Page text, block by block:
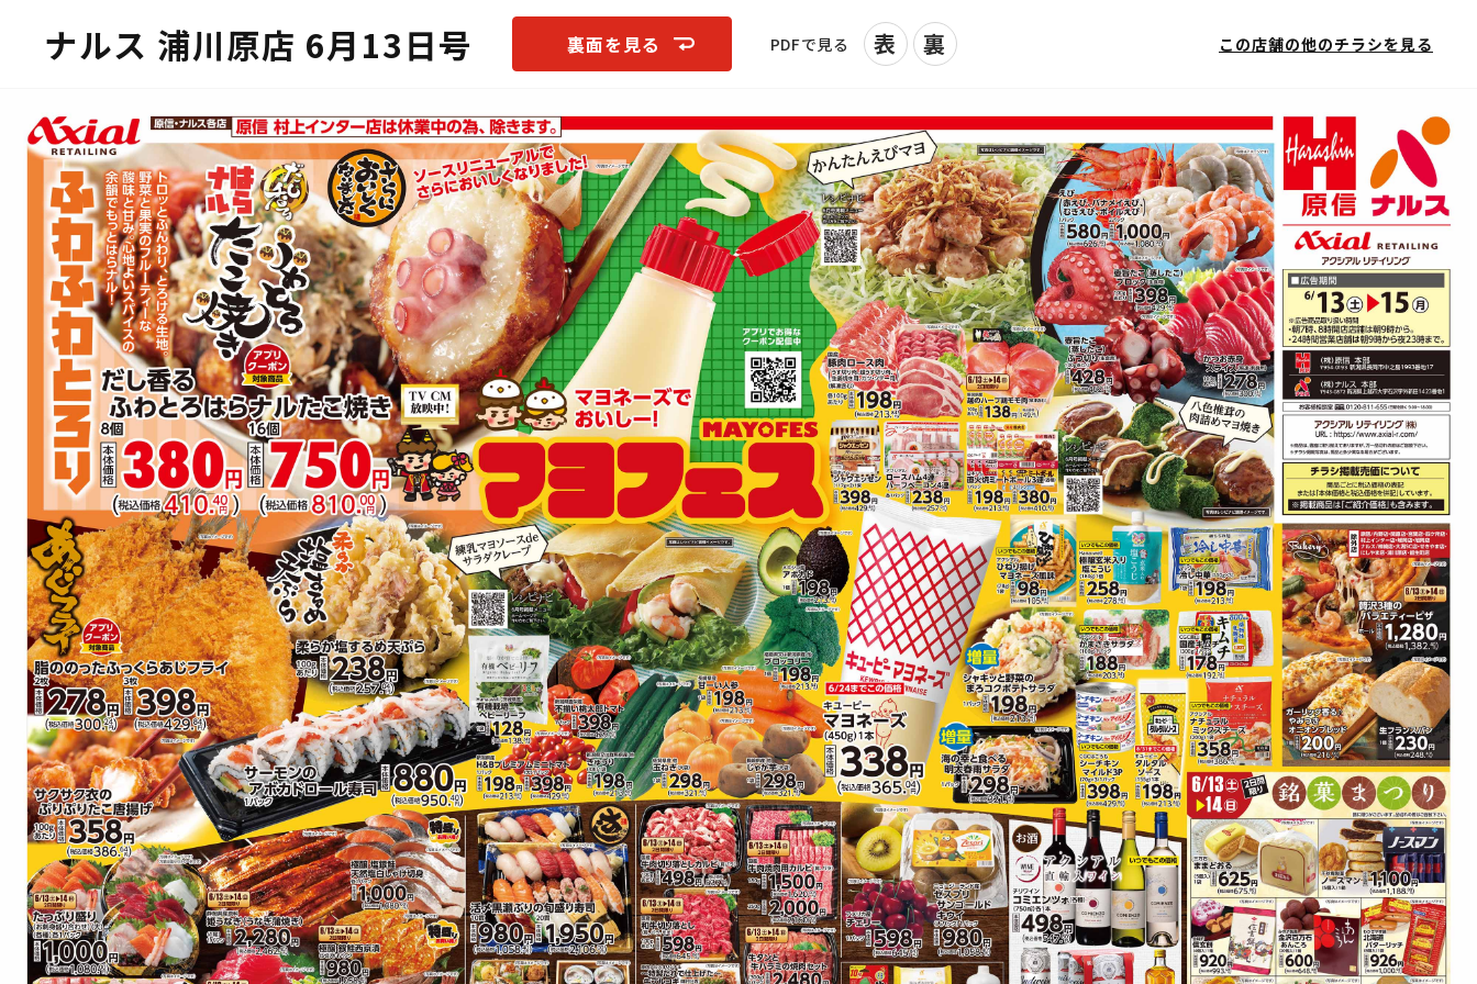
ナルス 浦川原店 6月13日号 裏面を見る PDFで見る 表 裏 この店舗の他のチラシを見る